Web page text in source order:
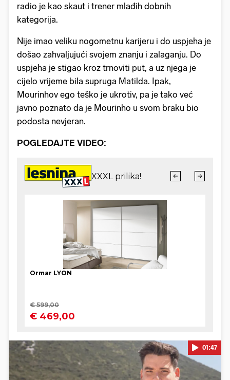
radio je kao skaut i trener mlađih dobnih
kategorija.
Nije imao veliku nogometnu karijeru i do uspjeha je
došao zahvaljujući svojem znanju i zalaganju. Do
uspjeha je stigao kroz trnoviti put, a uz njega je
cijelo vrijeme bila supruga Matilda. Ipak,
Mourinhov ego teško je ukrotiv, pa je tako već
javno poznato da je Mourinho u svom braku bio
podosta nevjeran.
POGLEDAJTE VIDEO:
01:47